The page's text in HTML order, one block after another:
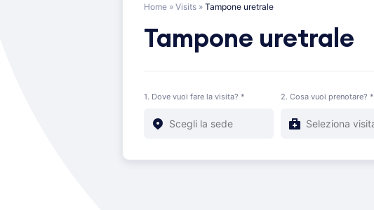
Home » Visits » Tampone uretrale
Tampone uretrale
1. Dove vuoi fare la visita? * 2. Cosa vuoi prenotare? *